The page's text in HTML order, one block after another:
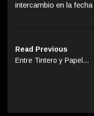
intercambio en la fecha
Read Previous
Entre Tintero y Papel…